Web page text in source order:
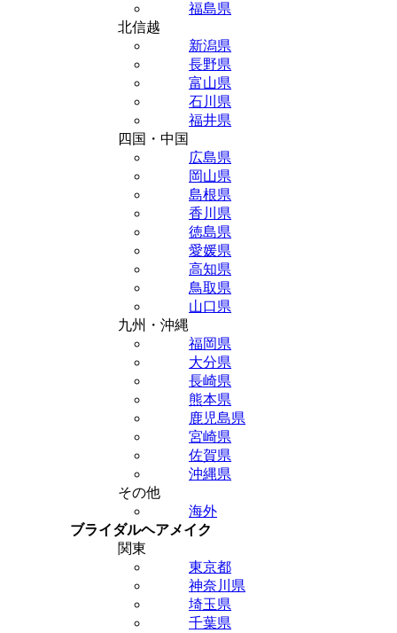
福島県
北信越
新潟県
長野県
富山県
石川県
福井県
四国・中国
広島県
岡山県
島根県
香川県
徳島県
愛媛県
高知県
鳥取県
山口県
九州・沖縄
福岡県
大分県
長崎県
熊本県
鹿児島県
宮崎県
佐賀県
沖縄県
その他
海外
ブライダルヘアメイク
関東
東京都
神奈川県
埼玉県
千葉県